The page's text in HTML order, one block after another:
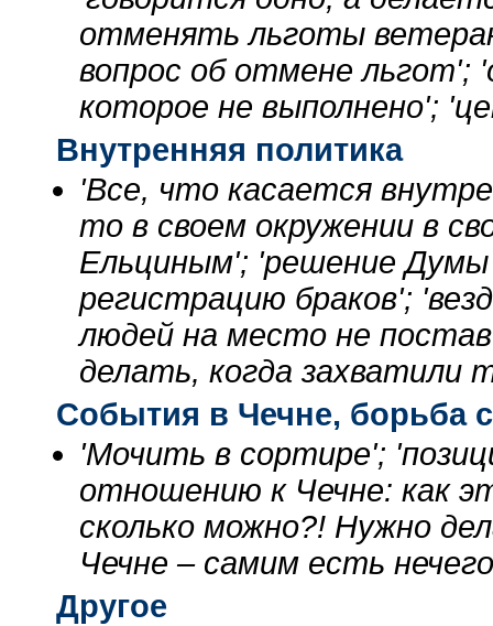
отменять льготы
вопрос об отмене льгот';
которое не выполнено';
Внутренняя политика
'Все, что касается
то в своем окружении в
Ельциным'; 'решение
регистрацию браков';
людей на место не
делать, когда захватили
События в Чечне, борьба
'Мочить в сортире';
отношению к Чечне: как
сколько можно?! Нужно
Чечне – самим есть
Другое